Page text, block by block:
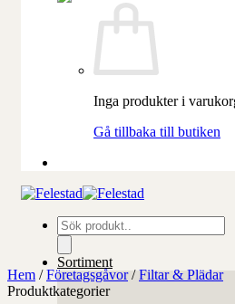
Inga produkter i
Gå tillbaka till butiken
Produktsökning
Sortiment
Hem / Företagsgåvor / Filtar & Plädar
Produktkategorier